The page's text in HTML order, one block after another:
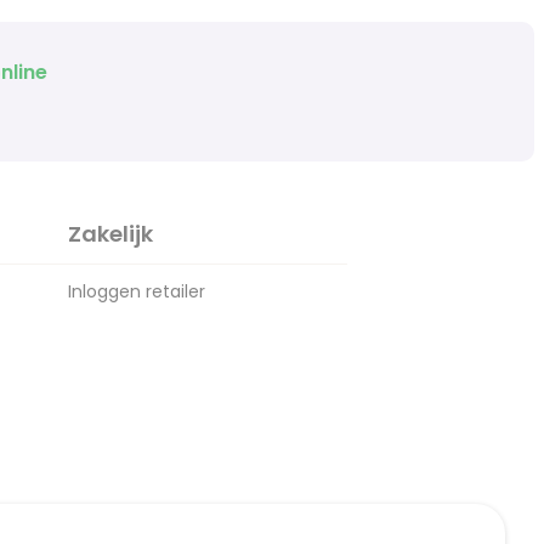
Zakelijk
Inloggen retailer